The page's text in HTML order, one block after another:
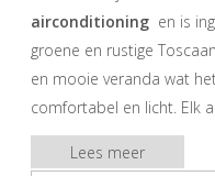
airconditioningen is
groene en rustige
en mooie veranda wat
comfortabel en licht. Elk
kitchenette, minibar,
Lees meer